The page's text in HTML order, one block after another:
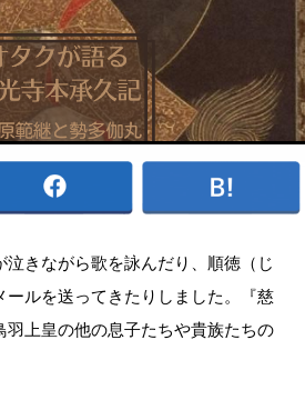
きながら歌を詠んだり、順徳（じ
ールを送ってきたりしました。『慈
羽上皇の他の息子たちや貴族たちの